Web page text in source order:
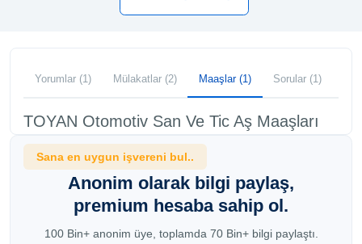
Yorumlar (1) Mülakatlar (2) Maaşlar (1) Sorular (1)
TOYAN Otomotiv San Ve Tic Aş Maaşları
Sana en uygun işvereni bul..
Anonim olarak bilgi paylaş,
premium hesaba sahip ol.
100 Bin+ anonim üye, toplamda 70 Bin+ bilgi paylaştı.